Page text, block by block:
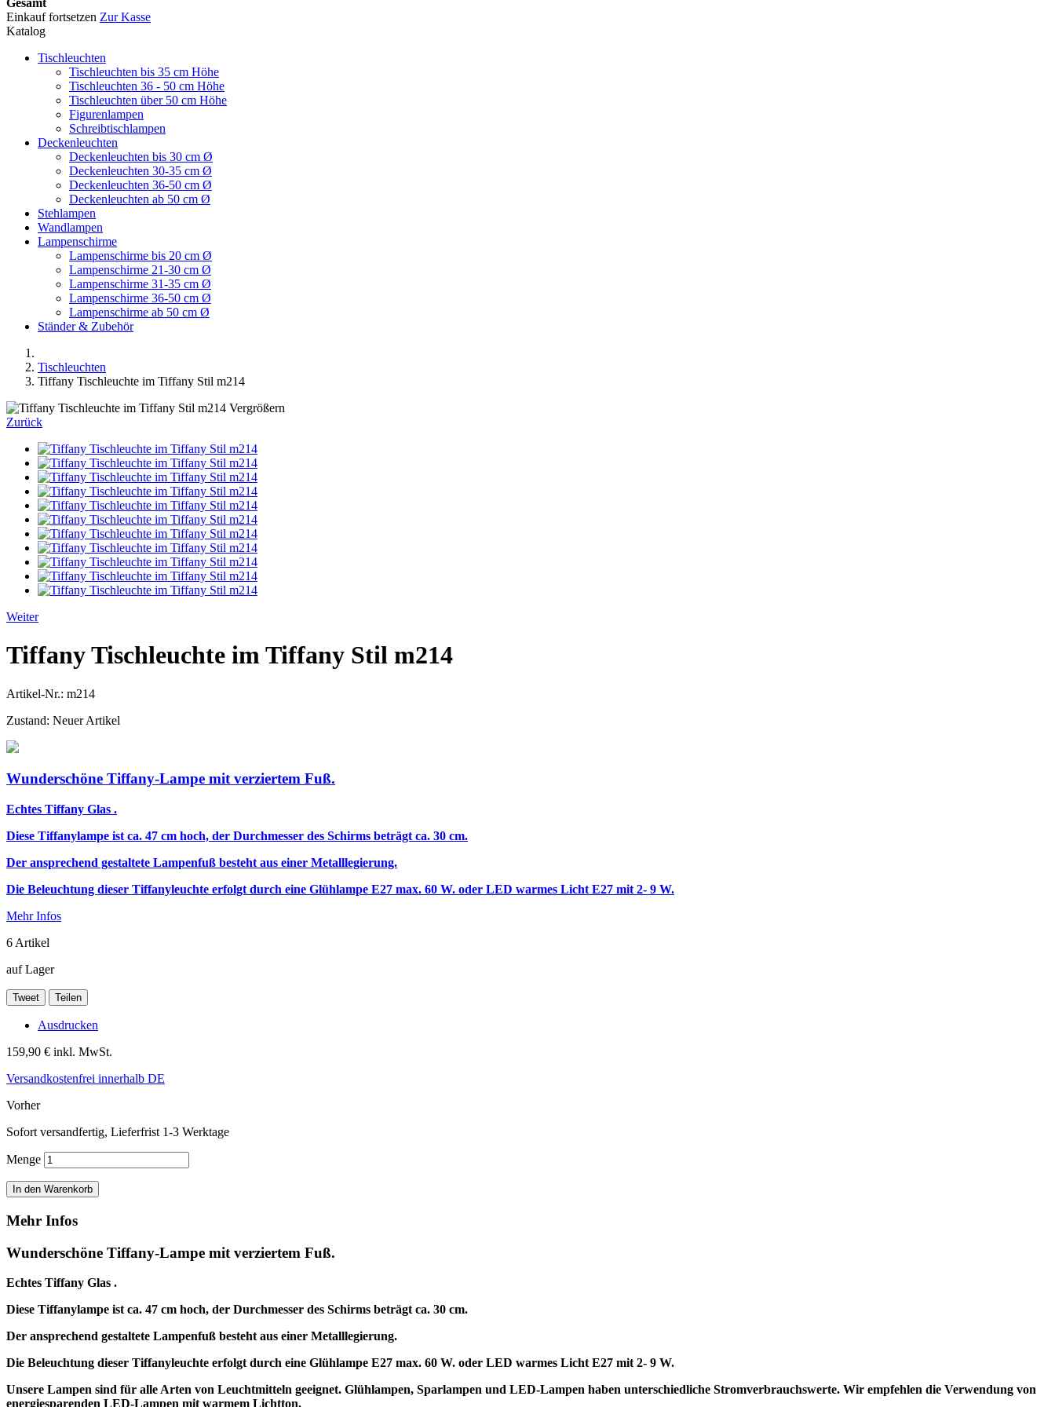
Einkauf fortsetzen Zur Kasse
Katalog
Tischleuchten
Tischleuchten bis 35 cm Höhe
Tischleuchten 36 - 50 cm Höhe
Tischleuchten über 50 cm Höhe
Figurenlampen
Schreibtischlampen
Deckenleuchten
Deckenleuchten bis 30 cm Ø
Deckenleuchten 30-35 cm Ø
Deckenleuchten 36-50 cm Ø
Deckenleuchten ab 50 cm Ø
Stehlampen
Wandlampen
Lampenschirme
Lampenschirme bis 20 cm Ø
Lampenschirme 21-30 cm Ø
Lampenschirme 31-35 cm Ø
Lampenschirme 36-50 cm Ø
Lampenschirme ab 50 cm Ø
Ständer & Zubehör
Tischleuchten
Tiffany Tischleuchte im Tiffany Stil m214
Vergrößern
Zurück
Weiter
Tiffany Tischleuchte im Tiffany Stil m214
Artikel-Nr.: m214
Zustand: Neuer Artikel
Wunderschöne Tiffany-Lampe mit verziertem Fuß.
Echtes Tiffany Glas .
Diese Tiffanylampe ist ca. 47 cm hoch, der Durchmesser des Schirms beträgt ca. 30 cm.
Der ansprechend gestaltete Lampenfuß besteht aus einer Metalllegierung.
Die Beleuchtung dieser Tiffanyleuchte erfolgt durch eine Glühlampe E27 max. 60 W. oder LED warmes Licht E27 mit 2- 9 W.
Mehr Infos
6 Artikel
auf Lager
Tweet Teilen
Ausdrucken
159,90 € inkl. MwSt.
Versandkostenfrei innerhalb DE
Vorher
Sofort versandfertig, Lieferfrist 1-3 Werktage
Menge
In den Warenkorb
Mehr Infos
Wunderschöne Tiffany-Lampe mit verziertem Fuß.
Echtes Tiffany Glas .
Diese Tiffanylampe ist ca. 47 cm hoch, der Durchmesser des Schirms beträgt ca. 30 cm.
Der ansprechend gestaltete Lampenfuß besteht aus einer Metalllegierung.
Die Beleuchtung dieser Tiffanyleuchte erfolgt durch eine Glühlampe E27 max. 60 W. oder LED warmes Licht E27 mit 2- 9 W.
Unsere Lampen sind für alle Arten von Leuchtmitteln geeignet. Glühlampen, Sparlampen und LED-Lampen haben unterschiedliche Stromverbrauchswerte. Wir empfehlen die Verwendung von
energiesparenden LED-Lampen mit warmem Lichtton.